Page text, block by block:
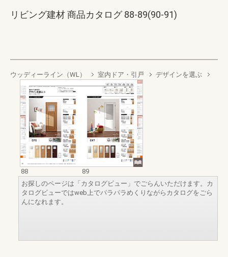
リビング建材 商品カタログ 88-89(90-91)
ウッディーライン（WL） 室内ドア・引戸 デザインを選ぶ
88
89
お探しのページは「カタログビュー」でごらんいただけます。カ
タログビューではweb上でパラパラめくりながらカタログをごら
んになれます。